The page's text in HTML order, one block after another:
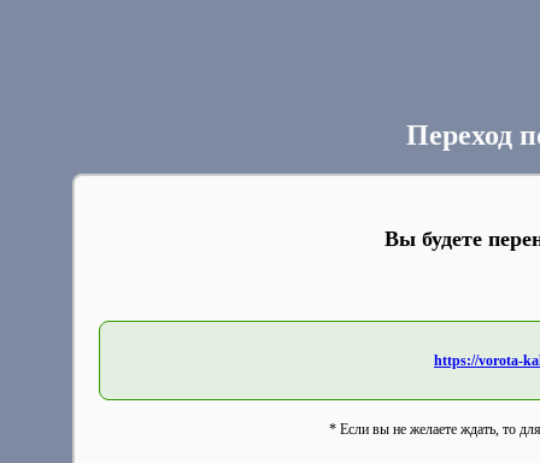
Переход
Вы будете
https://vorota-
* Если вы не желаете ждать, то